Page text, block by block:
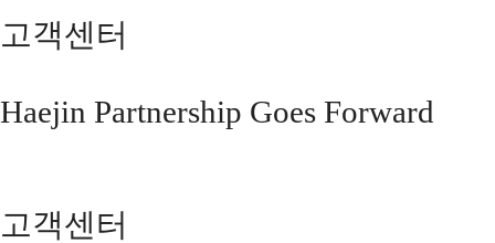
고객센터
Haejin Partnership Goes Forward
고객센터